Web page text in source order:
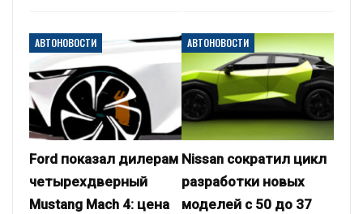
АВТОНОВОСТИ
Ford показал дилерам
четырехдверный
Mustang Mach 4: цена
АВТОНОВОСТИ
Nissan сократил цикл
разработки новых
моделей с 50 до 37